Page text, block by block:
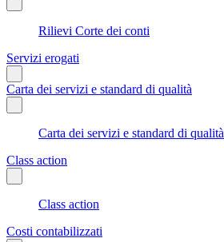
Rilievi Corte dei conti
Servizi erogati
Carta dei servizi e standard di qualità
Carta dei servizi e standard di qualità
Class action
Class action
Costi contabilizzati